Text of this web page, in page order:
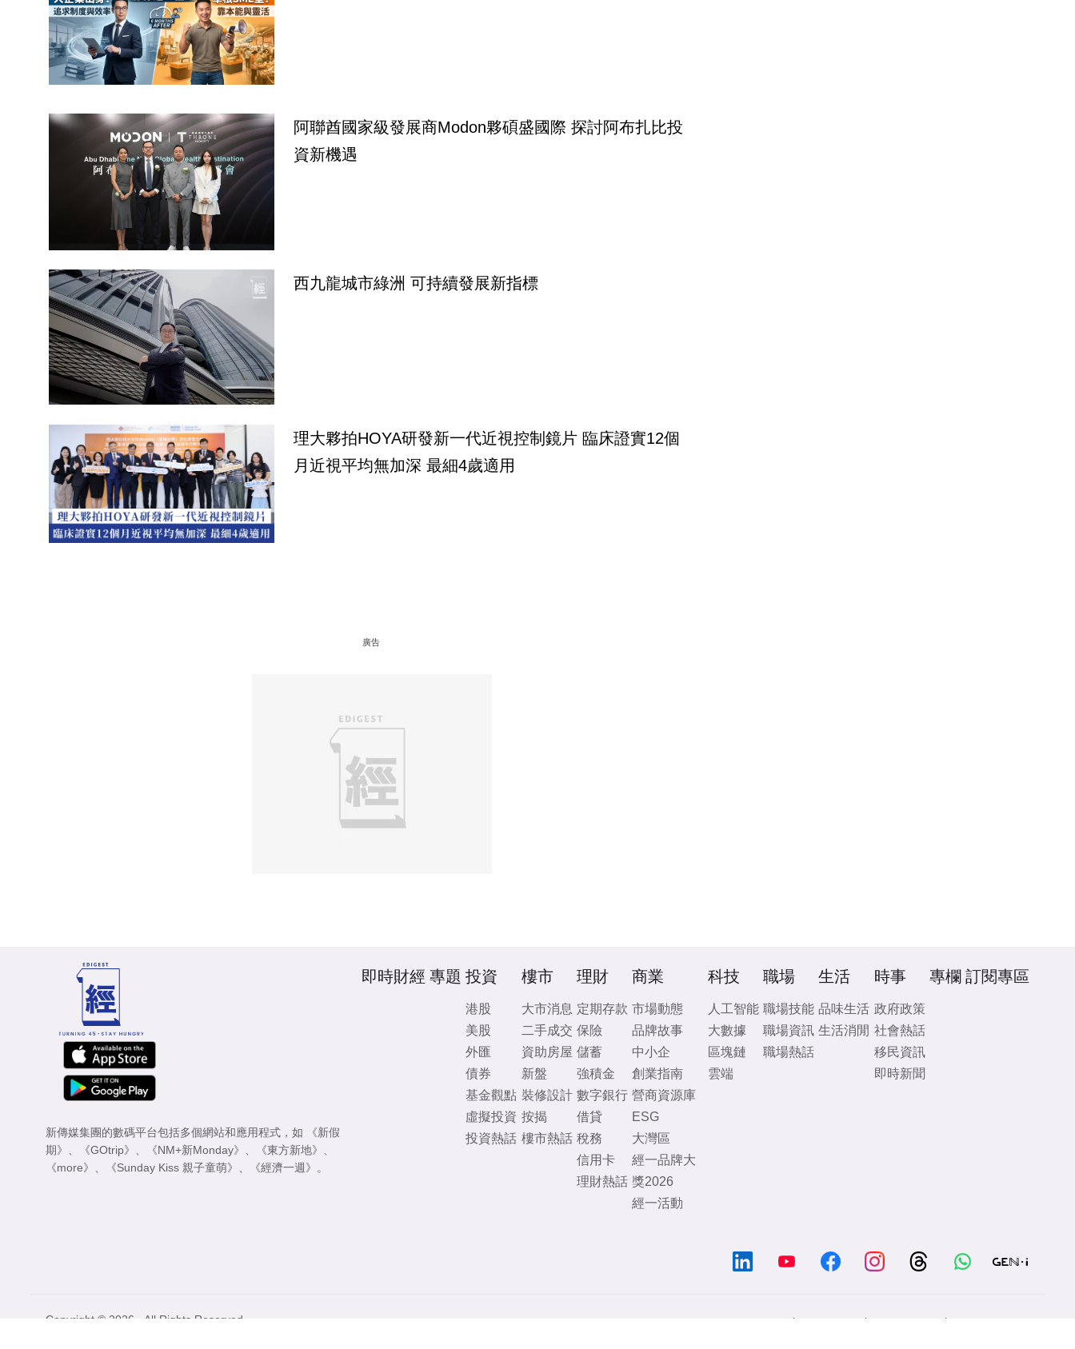
阿聯酋國家級發展商Modon夥碩盛國際 探討阿布扎比投
資新機遇
西九龍城市綠洲 可持續發展新指標
理大夥拍HOYA研發新一代近視控制鏡片 臨床證實12個
月近視平均無加深 最細4歲適用
廣告
新傳媒集團的數碼平台包括多個網站和應用程式，如
《新假
期》
《GOtrip》 《NM+新Monday》 《東方新地》
《more》
《Sunday Kiss 親子童萌》 《經濟一週》 。
即時財經 專題 投資
港股
美股
外匯
債券
基金觀點
虛擬投資
投資熱話
樓市
大市消息
二手成交
資助房屋
新盤
裝修設計
按揭
樓市熱話
理財
定期存款
保險
儲蓄
強積金
數字銀行
借貸
稅務
信用卡
理財熱話
商業
市場動態
品牌故事
中小企
創業指南
營商資源庫
ESG
大灣區
經一品牌大
獎2026
經一活動
科技
人工智能
大數據
區塊鏈
雲端
職場
職場技能
職場資訊
職場熱話
生活
品味生活
生活消閒
時事
政府政策
社會熱話
移民資訊
即時新聞
專欄 訂閱專區
/ / /
Copyright © 2026 - All Rights Reserved